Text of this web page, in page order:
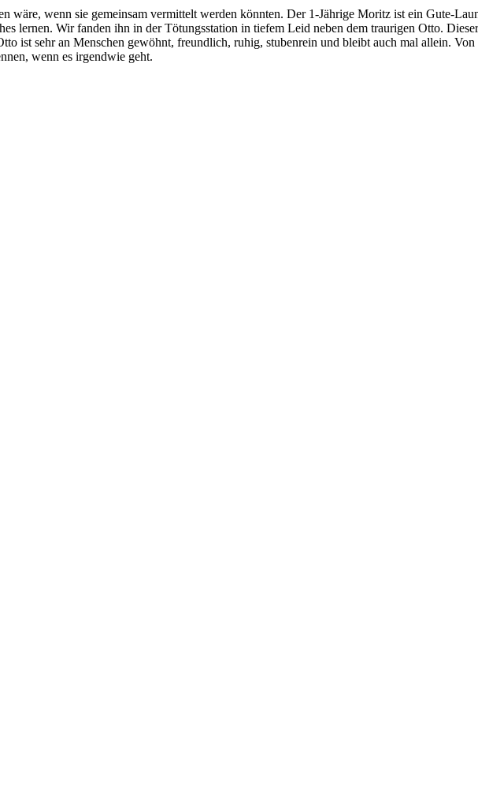
wäre, wenn sie gemeinsam vermittelt werden könnten. Der 1-Jährige Moritz ist ein Gute-
lernen. Wir fanden ihn in der Tötungsstation in tiefem Leid neben dem traurigen Otto.
ist sehr an Menschen gewöhnt, freundlich, ruhig, stubenrein und bleibt auch mal allein.
wenn es irgendwie geht.